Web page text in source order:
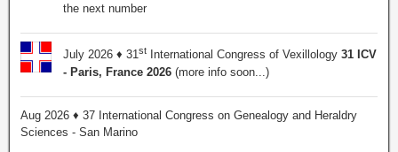
the next number
July 2026 ♦ 31st International Congress of Vexillology 31 ICV
- Paris, France 2026 (more info soon...)
Aug 2026 ♦ 37 International Congress on Genealogy and Heraldry
Sciences - San Marino